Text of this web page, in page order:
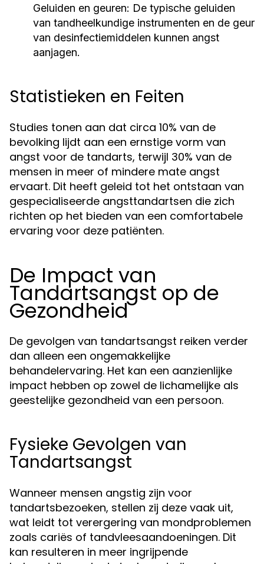
Geluiden en geuren: De typische geluiden
van tandheelkundige instrumenten en de geur
van desinfectiemiddelen kunnen angst
aanjagen.
Statistieken en Feiten
Studies tonen aan dat circa 10% van de
bevolking lijdt aan een ernstige vorm van
angst voor de tandarts, terwijl 30% van de
mensen in meer of mindere mate angst
ervaart. Dit heeft geleid tot het ontstaan van
gespecialiseerde angsttandartsen die zich
richten op het bieden van een comfortabele
ervaring voor deze patiënten.
De Impact van
Tandartsangst op de
Gezondheid
De gevolgen van tandartsangst reiken verder
dan alleen een ongemakkelijke
behandelervaring. Het kan een aanzienlijke
impact hebben op zowel de lichamelijke als
geestelijke gezondheid van een persoon.
Fysieke Gevolgen van
Tandartsangst
Wanneer mensen angstig zijn voor
tandartsbezoeken, stellen zij deze vaak uit,
wat leidt tot verergering van mondproblemen
zoals cariës of tandvleesaandoeningen. Dit
kan resulteren in meer ingrijpende